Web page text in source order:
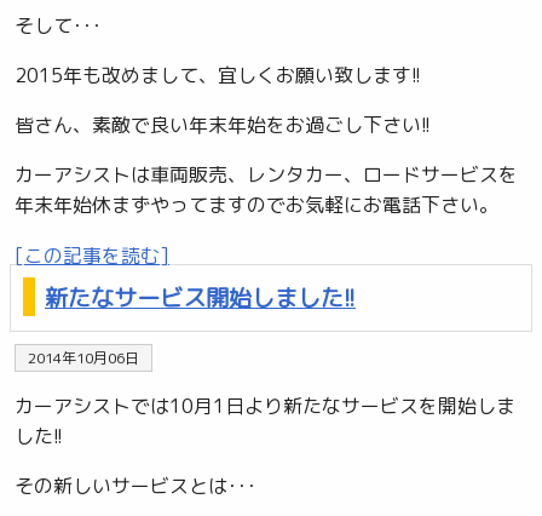
そして･･･
2015年も改めまして、宜しくお願い致します!!
皆さん、素敵で良い年末年始をお過ごし下さい!!
カーアシストは車両販売、レンタカー、ロードサービスを
年末年始休まずやってますのでお気軽にお電話下さい。
[この記事を読む]
新たなサービス開始しました!!
2014年10月06日
カーアシストでは10月1日より新たなサービスを開始しま
した!!
その新しいサービスとは･･･